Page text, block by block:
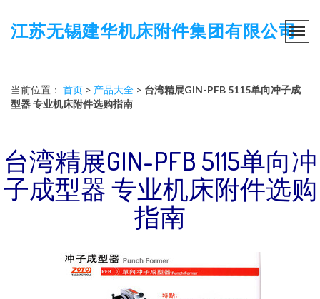
江苏无锡建华机床附件集团有限公司
当前位置： 首页 > 产品大全 > 台湾精展GIN-PFB 5115单向冲子成
型器 专业机床附件选购指南
台湾精展GIN-PFB 5115单向冲
子成型器 专业机床附件选购
指南